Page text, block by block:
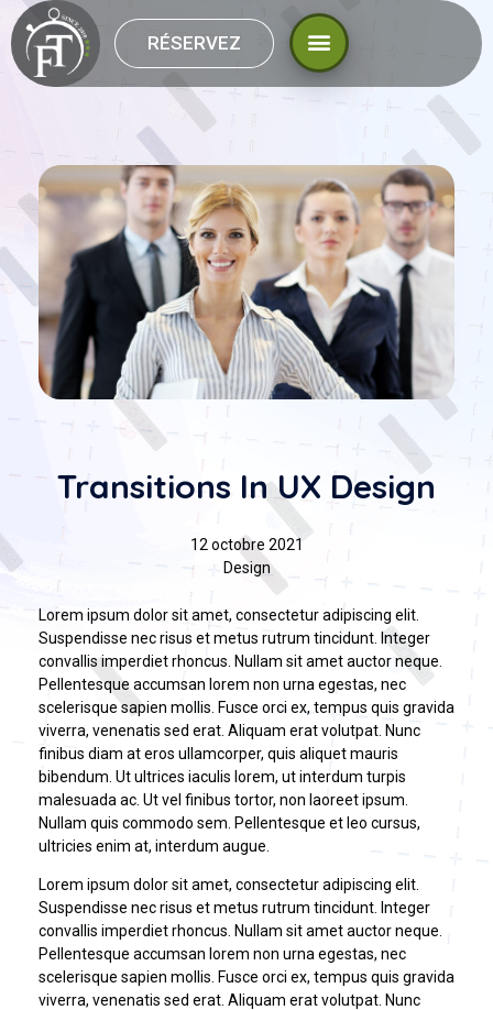
RÉSERVEZ
Transitions In UX Design
12 octobre 2021
Design
Lorem ipsum dolor sit amet, consectetur adipiscing elit.
Suspendisse nec risus et metus rutrum tincidunt. Integer
convallis imperdiet rhoncus. Nullam sit amet auctor neque.
Pellentesque accumsan lorem non urna egestas, nec
scelerisque sapien mollis. Fusce orci ex, tempus quis gravida
viverra, venenatis sed erat. Aliquam erat volutpat. Nunc
finibus diam at eros ullamcorper, quis aliquet mauris
bibendum. Ut ultrices iaculis lorem, ut interdum turpis
malesuada ac. Ut vel finibus tortor, non laoreet ipsum.
Nullam quis commodo sem. Pellentesque et leo cursus,
ultricies enim at, interdum augue.
Lorem ipsum dolor sit amet, consectetur adipiscing elit.
Suspendisse nec risus et metus rutrum tincidunt. Integer
convallis imperdiet rhoncus. Nullam sit amet auctor neque.
Pellentesque accumsan lorem non urna egestas, nec
scelerisque sapien mollis. Fusce orci ex, tempus quis gravida
viverra, venenatis sed erat. Aliquam erat volutpat. Nunc